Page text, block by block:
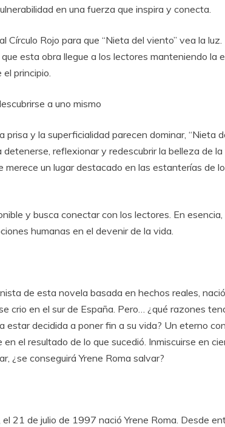
en una fuerza que inspira y conecta.
Círculo Rojo para que “Nieta del viento” vea la
esta obra llegue a los lectores manteniendo la
el principio.
a uno mismo
prisa y la superficialidad parecen dominar, “Nieta
reflexionar y redescubrir la belleza de la
merece un lugar destacado en las estanterías de
y busca conectar con los lectores. En
humanas en el devenir de la vida.
de esta novela basada en hechos reales,
crio en el sur de España. Pero… ¿qué razones
estar decidida a poner fin a su vida? Un eterno
el resultado de lo que sucedió. Inmiscuirse en
¿se conseguirá Yrene Roma salvar?
el 21 de julio de 1997 nació Yrene Roma. Desde